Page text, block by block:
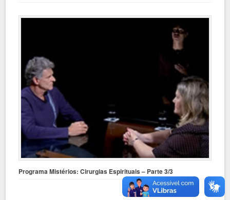
Programa Mistérios: Cirurgias Espirituais – Parte 3/3